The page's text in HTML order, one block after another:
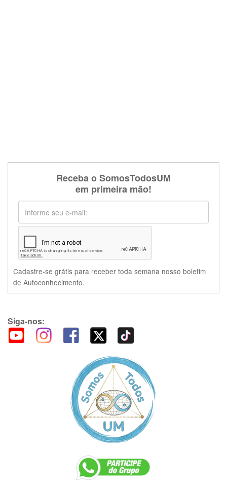
Receba o SomosTodosUM
em primeira mão!
Cadastre-se grátis para receber toda semana nosso boletim
de Autoconhecimento.
Siga-nos: